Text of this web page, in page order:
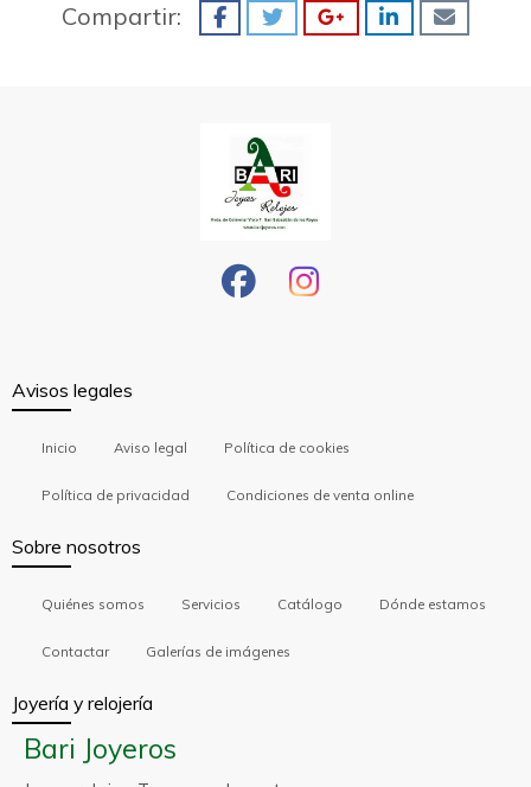
Compartir:
Avisos legales
Inicio Aviso legal Política de cookies
Política de privacidad Condiciones de venta online
Sobre nosotros
Quiénes somos Servicios Catálogo Dónde estamos
Contactar Galerías de imágenes
Joyería y relojería
Bari Joyeros